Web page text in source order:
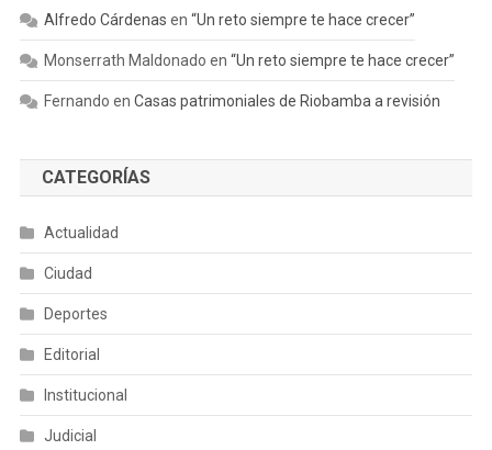
Alfredo Cárdenas en “Un reto siempre te hace crecer”
Monserrath Maldonado en “Un reto siempre te hace crecer”
Fernando en Casas patrimoniales de Riobamba a revisión
CATEGORÍAS
Actualidad
Ciudad
Deportes
Editorial
Institucional
Judicial